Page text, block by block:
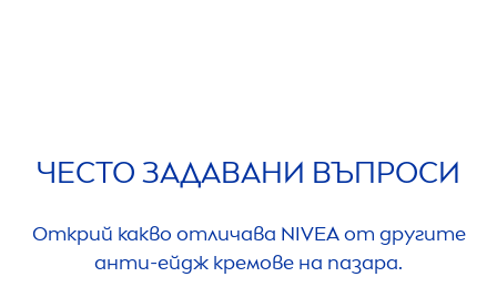
ЧЕСТО ЗАДАВАНИ ВЪПРОСИ
Открий какво отличава NIVEAот другите
анти-ейдж кремове на пазара.